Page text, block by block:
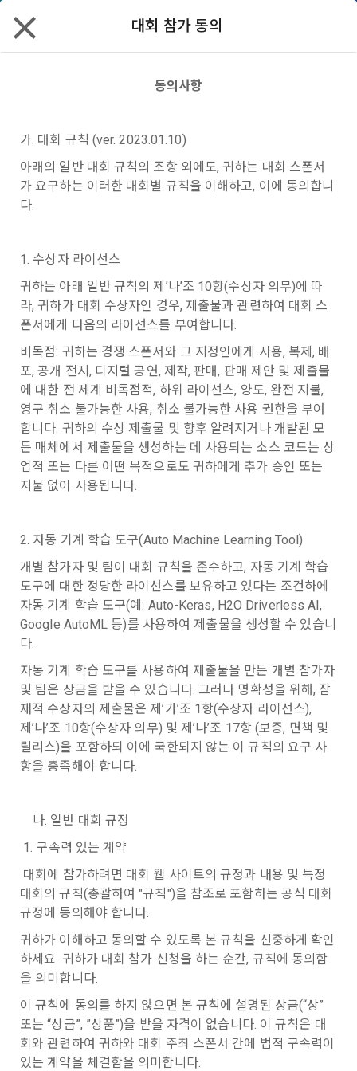
데이스쿨할인 리턴즈
MY XP
0 / 800 0
구글 로그인
아직 데이콘 계정이 없나요? 회원가입
로그인 하시려면 아래 이메일로 인증이 필요합니다. 이메일을 다
시 보내시겠습니까?
닫기 재발송
데이콘 회원가입을 환영합니다. 메일 인증은 데이콘 회원가입
을 위한 필수 절차입니다. 아래 이메일을 인증하여 회원가입 절
차를 완료하여 주시기 바랍니다.
확인
이용약관
제 1 조 (목적)
본 약관은 데이콘 주식회사(이하 “회사”)와 “회원” 간에 정보 서
비스를 이용하는 조건 및 절차에 관한 필요한 사항을 약속하여
규정하는 데 그 목적이 있다. “회원”은 모든 약관에 동의해야 하
며, 어떤 방식이든 본 서비스를 사용한다는 것은 “회원”이 본 약
의 조항을 포함한다.
제 2 조 (용어의 정의)
1."사이트"라 함은 "회사"가 서비스를 "회원"에게 제공하기 위하
여 컴퓨터 등 정보 통신 설비를 이용하여 설정한 가상의 영업장
또는 "회사"가 운영하는 아래 웹사이트를 말한다.
가. ***.dacon.io
2. "서비스"라 함은 “대회”, “교육”, “인재풀 등록” 등 사이트에서
제공하는 모든 서비스를 말한다. 그 외 "회사"가 운영하는 사이
트를 통해 개인이 등록한 자료를 DB화하여 각각의 목적에 맞게
의하고 "회사"와 이용 계약을 체결한 개인을 말한다.
4. “인재회원”이라 함은 “데이콘 인재풀 서비스”를 이용하기 위
하여 본인의 개인정보와 프로젝트, 코드 등을 공유한 자로서, 채
용 의뢰 “기업회원”에게 개인정보, 프로젝트, 코드 등을 제공하
는 것에 동의한 “개인회원”을 말한다.
5. “기업회원”이라 함은 “회사”에 대회의 주최를 의뢰하거나, 채
인 또는 법인을 말한다.
6. “해커톤”이라 함은 “회사”가 “사이트”에 출제한 문제에 “개인
회원”이 AI 코드를 제출하고, “회사”는 이를 평가하여 우수작을
선정하는 제반 행위를 말한다.
7. “대회"라 함은 “기업회원”이 인력을 채용하거나 또는 솔루션
을 크라우드소싱하기 위하여 “회사"에 의뢰하는 경연대회 또는
8. “교육”이라 함은 “회사”가  제공하는 교육컨텐츠를 포함한 온
9. "아이디"라 함은 회원의 식별과 회원의 서비스 이용을 위하여
"회원"이 가입 시 사용한 이메일 주소를 말한다.
10. "비밀번호"라 함은 "회사"의 서비스를 이용하려는 사람이 아
이디를 부여받은 자와 동일인임을 확인하고 "회원"의 권익을 보
호하기 위하여 "회원"이 선정한 문자와 숫자의 조합 또는 이와
동일한 용도로 쓰이는 “사이트”에서 자동 생성된 인증코드를 말
한다.
제 3 조 (효력의 발생 및 변경)
본 약관은 온라인을 통하여 “회원”에게 공시함으로써 효력을 발
생한다. 이전 이용약관 보러가기 >
개인정보 처리방침
데이콘 개인정보 처리방침
(2021.05.24 본)
정보보호 등에 관한 법률(이하 ‘정보통신망법’), 개인정보보호법
등 국내의 개인정보 보호 법령을 철저히 준수합니다.
1. 개인정보처리방침의 의의
데이콘이 어떤 정보를 수집하고, 수집한 정보를 어떻게 사용하
며, 필요에 따라 누구와 이를 공유(‘위탁 또는 제공’)하며, 이용목
적을 달성한 정보를 언제, 어떻게 파기 하는지 등 ‘개인정보의 한
살이’와 관련한 정보를 투명하게 제공합니다.
정보주체로서 이용자는 자신의 개인정보에 대해 어떤 권리를 가
지고 있으며, 이를 어떤 방법과 절차로 행사할 수 있는지를 알려
드립니다. 또한, 법정대리인(부모 등)이 만14세 미만 아동의 개
개인정보 침해사고가 발생하는 경우, 추가적인 피해를 예방하고
이미 발생한 피해를 복구하기 위해 누구에게 연락하여 어떤 도
움을 받을 수 있는지 알려 드립니다.
그 무엇보다도, 개인정보와 관련하여 데이콘과 이용자 간의 권
리 및 의무 관계를 규정하여 이용자의 ‘개인정보자기결정권’을
보장하는 수단이 됩니다.
2. 개인정보의 수집 및 이용목적
데이콘 주식회사(이하 “회사”)는 다음 목적을 위하여 개인정보
1) 회원관리
회원제 서비스 이용에 따른 본인확인, 본인의 의사확인, 고객문
의에 대한 응답, 새로운 정보의 소개 및 고지사항 전달
2) 서비스 제공에 관한 계약 이행 및 서비스 제공에 따른 요금정
산
본인인증, 채용정보 매칭 및 컨텐츠 제공을 위한 개인식별, 회원
방지와 비인가 사용방지
3) 서비스 개발 및 마케팅ㆍ광고 활용
마케팅 정보 수신 동의
1. 광고성 정보의 이용목적
DACON이 제공하는 이용자 맞춤형 서비스 및 상품 추천, 각종
경품 행사, 이벤트, 경진대회 홍보 목적 등의 광고성 정보를 전자
이용자에게 제공합니다.
- 마케팅 수신 동의는 거부하실 수 있으며 동의 이후에라도 고객
의 의사에 따라 동의를 철회할 수 있습니다.
동의를 거부 하시더라도 DACON에서 제공하는 서비스의 이용
에 제한이 되지 않습니다.
단, 할인, 이벤트 및 이용자 맞춤형 상품 추천 등의 마케팅 정보
안내 서비스가 제한됩니다.
2. 미동의 시 불이익 사항
개인정보보호법 제22조 제5항에 의해 선택정보 사항에 대해서
안내 서비스가 제한됩니다.
3. 서비스 정보 수신 동의 철회
DACON에서 제공하는 마케팅 정보를 원하지 않을 경우 ‘홈>계
정관리 페이지의 하단 마케팅(대회 진행, 교육 등) 정보 수신 동
의(선택)’에서 철회를 요청할 수 있습니다.
또한 향후 마케팅 활용에 새롭게 동의하고자 하는 경우에는 ‘홈>
계정관리 페이지의 하단 마케팅(대회 진행, 교육 등) 정보 수신
동의(선택)’에서 동의하실 수 있습니다.
2021.05.25
2025 전력사용량 예측 AI 경진대회
알고리즘 | 정형 | 시계열 | 에너지 | SMAPE
상금 2,000만 원
2025.07.14 ~ 2025.08.25 09:59
대회안내 데이터 코드 공유
이용약관
개인정보 처리방침
대회 주최 문의
데이콘 채용
한국어
데이콘(주) | 대표 김국진 | 699-81-01021
통신판매업 신고번호: 제 2021-서울영등포-1704호
직업정보제공사업 신고번호: J1204020250004
서울특별시 영등포구 은행로 3 익스콘벤처타워 901호
이메일dacon@dacon.io | 전화번호: 070-4102-0545
대회 참가 동의
동의사항
가. 대회 규칙 (ver. 2023.01.10)
아래의 일반 대회 규칙의 조항 외에도, 귀하는 대회 스폰서
가 요구하는 이러한 대회별 규칙을 이해하고, 이에 동의합니
다.
1. 수상자 라이선스
귀하는 아래 일반 규칙의 제’나’조 10항(수상자 의무)에 따
라, 귀하가 대회 수상자인 경우, 제출물과 관련하여 대회 스
폰서에게 다음의 라이선스를 부여합니다.
비독점: 귀하는 경쟁 스폰서와 그 지정인에게 사용, 복제, 배
포, 공개 전시, 디지털 공연, 제작, 판매, 판매 제안 및 제출물
에 대한 전 세계 비독점적, 하위 라이선스, 양도, 완전 지불,
영구 취소 불가능한 사용, 취소 불가능한 사용 권한을 부여
합니다. 귀하의 수상 제출물 및 향후 알려지거나 개발된 모
든 매체에서 제출물을 생성하는 데 사용되는 소스 코드는 상
업적 또는 다른 어떤 목적으로도 귀하에게 추가 승인 또는
지불 없이 사용됩니다.
2. 자동 기계 학습 도구(Auto Machine Learning Tool)
개별 참가자 및 팀이 대회 규칙을 준수하고, 자동 기계 학습
도구에 대한 정당한 라이선스를 보유하고 있다는 조건하에
자동 기계 학습 도구(예: Auto-Keras, H2O Driverless AI,
Google AutoML 등)를 사용하여 제출물을 생성할 수 있습니
다.
자동 기계 학습 도구를 사용하여 제출물을 만든 개별 참가자
및 팀은 상금을 받을 수 있습니다. 그러나 명확성을 위해, 잠
재적 수상자의 제출물은 제’가’조 1항(수상자 라이선스),
제’나’조 10항(수상자 의무) 및 제’나’조 17항 (보증, 면책 및
릴리스)을 포함하되 이에 국한되지 않는 이 규칙의 요구 사
항을 충족해야 합니다.
	나. 일반 대회 규정
1. 구속력 있는 계약
대회에 참가하려면 대회 웹 사이트의 규정과 내용 및 특정
대회의 규칙(총괄하여 "규칙")을 참조로 포함하는 공식 대회
규정에 동의해야 합니다.
귀하가 이해하고 동의할 수 있도록 본 규칙을 신중하게 확인
하세요. 귀하가 대회 참가 신청을 하는 순간, 규칙에 동의함
을 의미합니다.
이 규칙에 동의를 하지 않으면 본 규칙에 설명된 상금(“상”
또는 “상금”, ”상품”)을 받을 자격이 없습니다. 이 규칙은 대
회와 관련하여 귀하와 대회 주최 스폰서 간에 법적 구속력이
있는 계약을 체결함을 의미합니다.